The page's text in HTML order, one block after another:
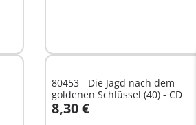
80453 - Die Jagd nach dem
goldenen Schlüssel (40) - CD
8,30 €
In den Warenkorb